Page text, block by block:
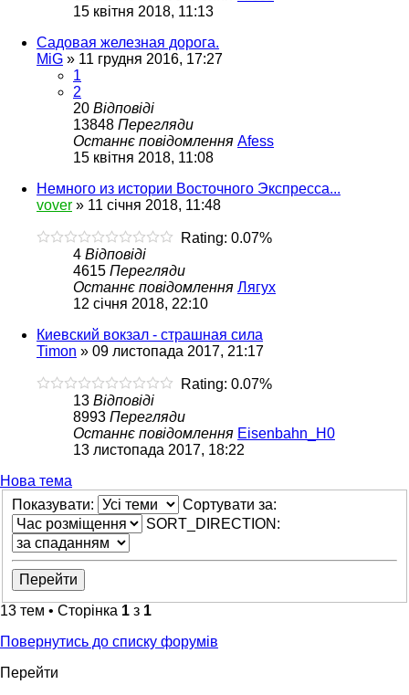
15 квітня 2018, 11:13
Садовая железная дорога.
MiG » 11 грудня 2016, 17:27
1
2
20 Відповіді
13848 Перегляди
Останнє повідомлення Afess
15 квітня 2018, 11:08
Немного из истории Восточного Экспресса...
vover » 11 січня 2018, 11:48
Rating: 0.07%
4 Відповіді
4615 Перегляди
Останнє повідомлення Лягух
12 січня 2018, 22:10
Киевский вокзал - страшная сила
Timon » 09 листопада 2017, 21:17
Rating: 0.07%
13 Відповіді
8993 Перегляди
Останнє повідомлення Eisenbahn_H0
13 листопада 2017, 18:22
Нова тема
Показувати:
Сортувати за:
SORT_DIRECTION:
13 тем • Сторінка 1 з 1
Повернутись до списку форумів
Перейти